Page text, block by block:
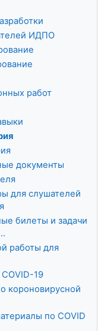
ИДПО
работ
документы
для слушателей
билеты и задачи
работы для
19
короновирусной
по COVID